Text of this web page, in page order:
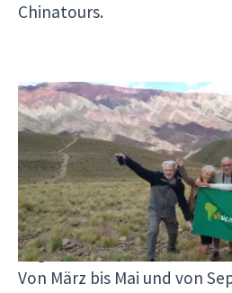
Chinatours.
Salta und Jujuy
Beste Reisezeit: von April
September bis Oktober.
Warum diese Monate ideal
Angenehmes Klima:
Von März bis Mai und von